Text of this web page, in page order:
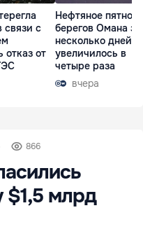
с
отказ от
Нефтяное пятно у
берегов Омана за
несколько дней
увеличилось в
четыре раза
вчера
866
$1,5 млрд